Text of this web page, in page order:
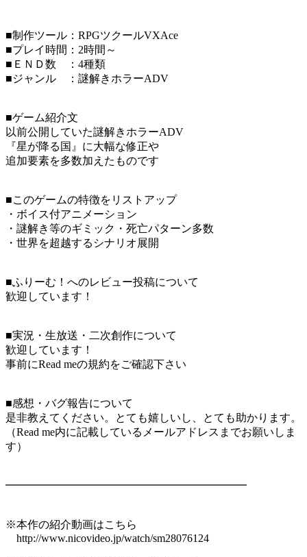
■制作ツール：RPGツクールVXAce
■プレイ時間：2時間～
■ＥＮＤ数 ：4種類
■ジャンル ：謎解きホラーADV
■ゲーム紹介文
以前公開していた謎解きホラーADV
『星が降る国』に大幅な修正や
追加要素を多数加えたものです
■このゲームの特徴をリストアップ
・ボイス付アニメーション
・謎解き等のギミック・死亡パターン多数
・世界を超越するシナリオ展開
■ふりーむ！へのレビュー投稿について
歓迎しています！
■実況・生放送・二次創作について
歓迎しています！
事前にRead meの規約をご確認下さい
■感想・バグ報告について
是非教えてください。とても嬉しいし、とても助かります。
（Read me内に記載しているメールアドレスまでお願いしま
す）
━━━━━━━━━━━━━━━━━━━━━━
※本作の紹介動画はこちら
http://www.nicovideo.jp/watch/sm28076124